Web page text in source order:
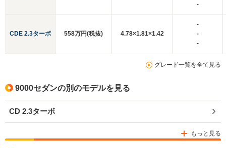
CDE 2.3ターボ
-
558万円(税抜) 4.78×1.81×1.42
-
-
-
グレード一覧を全て見る
9000セダンの別のモデルを見る
CD 2.3ターボ
もっと見る